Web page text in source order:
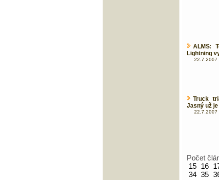
ALMS:
Lightning
22.7.2007
Truck
Jasný už
22.7.2007
Počet
15 16
34 35